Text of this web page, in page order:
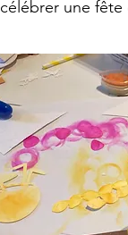
célébrer une fête